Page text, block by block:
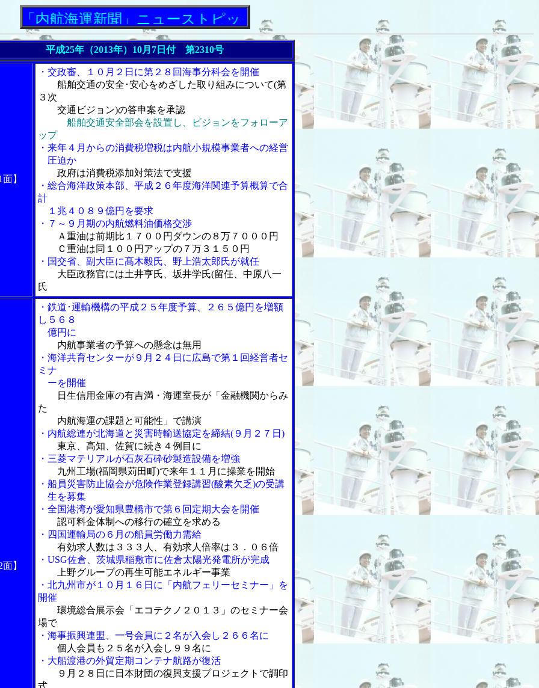
海運新聞」ニューストピックス
平成25年（2013年）10月7日付 第2310号
】
・交政審、１０月２日に第２８回海事分科会を開催
船舶交通の安全･安心をめざした取り組みについて(第
３次
交通ビジョン)の答申案を承認
船舶交通安全部会を設置し、ビジョンをフォローア
ップ
・来年４月からの消費税増税は内航小規模事業者への経営
圧迫か
政府は消費税添加対策法で支援
・総合海洋政策本部、平成２６年度海洋関連予算概算で合
計
１兆４０８９億円を要求
・７～９月期の内航燃料油価格交渉
Ａ重油は前期比１７００円ダウンの８万７０００円
Ｃ重油は同１００円アップの７万３１５０円
・国交省、副大臣に髙木毅氏、野上浩太郎氏が就任
大臣政務官には土井亨氏、坂井学氏(留任、中原八一
氏
】
・鉄道･運輸機構の平成２５年度予算、２６５億円を増額
し５６８
億円に
内航事業者の予算への懸念は無用
・海洋共育センターが９月２４日に広島で第１回経営者セ
ミナ
ーを開催
日生信用金庫の有吉満・海運室長が「金融機関からみ
た
内航海運の課題と可能性」で講演
・内航総連が北海道と災害時輸送協定を締結(９月２７日)
東京、高知、佐賀に続き４例目に
・三菱マテリアルが石灰石砕砂製造設備を増強
九州工場(福岡県苅田町)で来年１１月に操業を開始
・船員災害防止協会が危険作業登録講習(酸素欠乏)の受講
生を募集
・全国港湾が愛知県豊橋市で第６回定期大会を開催
認可料金体制への移行の確立を求める
・四国運輸局の６月の船員労働力需給
有効求人数は３３３人、有効求人倍率は３．０６倍
・USG佐倉、茨城県稲敷市に佐倉太陽光発電所が完成
上野グループの再生可能エネルギー事業
・北九州市が１０月１６日に「内航フェリーセミナー」を
開催
環境総合展示会「エコテクノ２０１３」のセミナー会
場で
・海事振興連盟、一号会員に２名が入会し２６６名に
個人会員も２５名が入会し９９名に
・大船渡港の外貿定期コンテナ航路が復活
９月２８日に日本財団の復興支援プロジェクトで調印
式